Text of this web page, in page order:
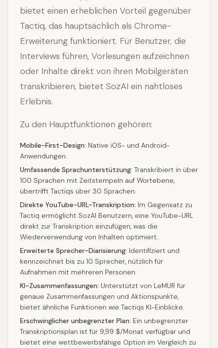
bietet einen erheblichen Vorteil gegenüber
Tactiq, das hauptsächlich als Chrome-
Erweiterung funktioniert. Für Benutzer, die
Interviews führen, Vorlesungen aufzeichnen
oder Inhalte direkt von ihren Mobilgeräten
transkribieren, bietet SozAI ein nahtloses
Erlebnis.
Zu den Hauptfunktionen gehören:
Mobile-First-Design: Native iOS- und Android-
Anwendungen.
Umfassende Sprachunterstützung: Transkribiert in über
100 Sprachen mit Zeitstempeln auf Wortebene,
übertrifft Tactiqs über 30 Sprachen.
Direkte YouTube-URL-Transkription: Im Gegensatz zu
Tactiq ermöglicht SozAI Benutzern, eine YouTube-URL
direkt zur Transkription einzufügen, was die
Wiederverwendung von Inhalten optimiert.
Erweiterte Sprecher-Diarisierung: Identifiziert und
kennzeichnet bis zu 10 Sprecher, nützlich für
Aufnahmen mit mehreren Personen.
KI-Zusammenfassungen: Unterstützt von LeMUR für
genaue Zusammenfassungen und Aktionspunkte,
bietet ähnliche Funktionen wie Tactiqs KI-Einblicke.
Erschwinglicher unbegrenzter Plan: Ein unbegrenzter
Transkriptionsplan ist für 9,99 $/Monat verfügbar und
bietet eine wettbewerbsfähige Option im Vergleich zu